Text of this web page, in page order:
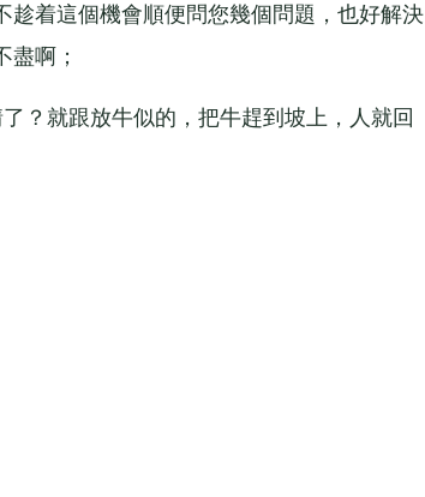
着這個機會順便問您幾個問題，也好解決
啊；
就跟放牛似的，把牛趕到坡上，人就回